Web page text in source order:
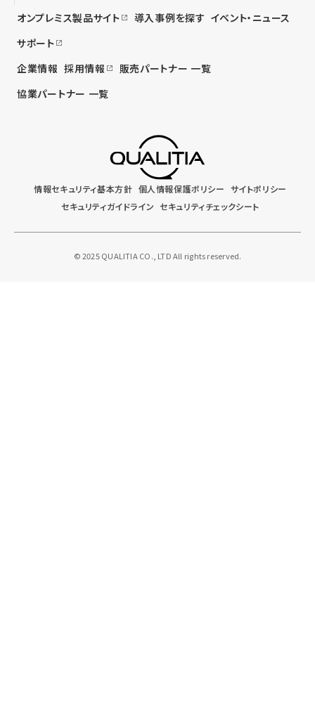
オンプレミス製品サイト 導入事例を探す イベント・ニュース
サポート
企業情報 採用情報
販売パートナー 一覧
協業パートナー 一覧
情報セキュリティ基本方針 個人情報保護ポリシー サイトポリシー
セキュリティガイドライン セキュリティチェックシート
© 2025 QUALITIA CO., LTD All rights reserved.